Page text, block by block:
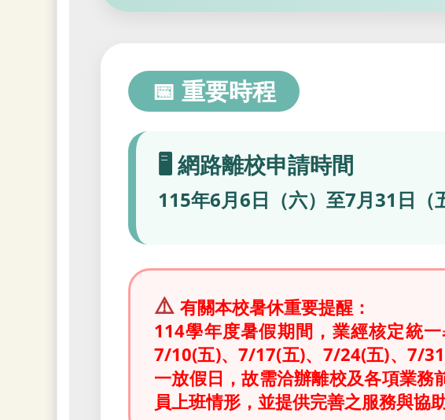
📅 重要時程
🖥️ 網路離校申請時間
115年6月6日（六）至7月31日（
⚠️ 有關本校暑休重要提醒：
114學年度暑假期間，業經核定統
7/10(五)、7/17(五)、7/24(五)、7/
一放假日，故需洽辦離校及各項業務
員上班情形，並提供完善之服務與協